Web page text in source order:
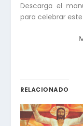
Descarga el
para celebrar
RELACIONADO